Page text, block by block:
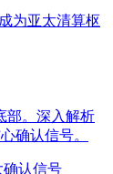
为亚太清算枢
部。深入解析
确认信号。
认信号